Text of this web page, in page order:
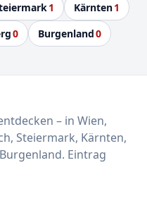
1 Kärnten1
0 Burgenland0
– in Wien,
Steiermark, Kärnten,
Eintrag